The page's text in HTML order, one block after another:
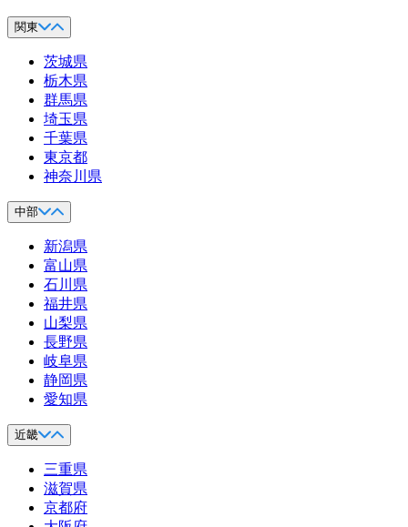
関東
茨城県
栃木県
群馬県
埼玉県
千葉県
東京都
神奈川県
中部
新潟県
富山県
石川県
福井県
山梨県
長野県
岐阜県
静岡県
愛知県
近畿
三重県
滋賀県
京都府